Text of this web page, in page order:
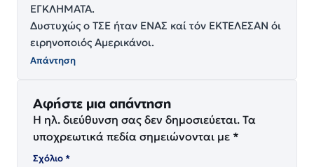
ΕΓΚΛΉΜΑΤΑ.
Δυστυχώς ο ΤΣΕ ήταν ΕΝΑΣ καί τόν ΕΚΤΈΛΕΣΑΝ όι
ειρηνοποιός Αμερικάνοι.
Απάντηση
Αφήστε μια απάντηση
Η ηλ. διεύθυνση σας δεν δημοσιεύεται. Τα
υποχρεωτικά πεδία σημειώνονται με *
Σχόλιο*